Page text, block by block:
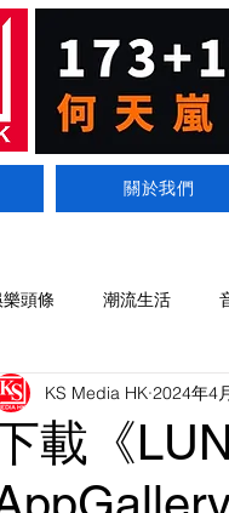
關於我們
頭條 潮流生活
載《
KS Media HK 2024年4